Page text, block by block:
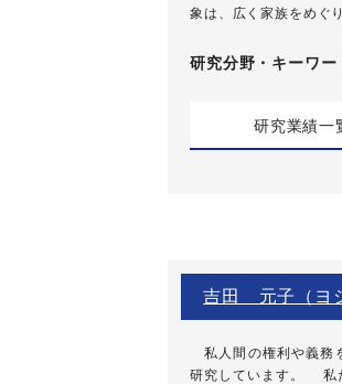
象は、広く家族をめぐ
研究分野・ キーワー
研究業績一
吉田 元子（ヨ
私人間の権利や義務
研究しています。 私